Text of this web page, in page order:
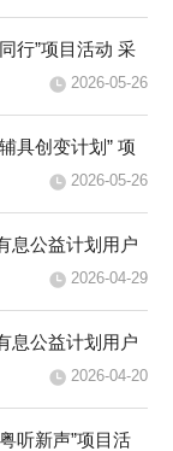
行”项目活动 采
2026-05-26
创变计划” 项
2026-05-26
息公益计划用户
2026-04-29
息公益计划用户
2026-04-20
听新声”项目活